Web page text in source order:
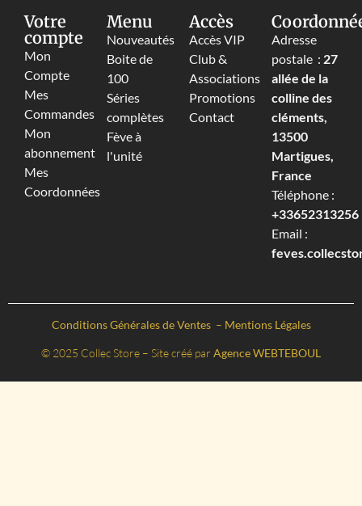
Votre
compte
Mon
Compte
Mes
Commandes
Mon
abonnement
Mes
Coordonnées
Menu
Nouveautés
Boite de
100
Séries
complètes
Fève à
l'unité
Accès
Accès VIP
Club &
Associations
Promotions
Contact
Adresse
postale : 27
allée de la
colline des
cléments,
13500
Martigues,
France
Téléphone :
+33652313256‬
Email :
Conditions Générales de Ventes – Mentions Légales
© 2025 Collec Store – Site créé par Agence WEBTEBOUL